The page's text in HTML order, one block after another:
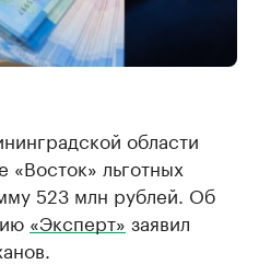
области
льготных
523 млн рублей. Об
«Эксперт» заявил